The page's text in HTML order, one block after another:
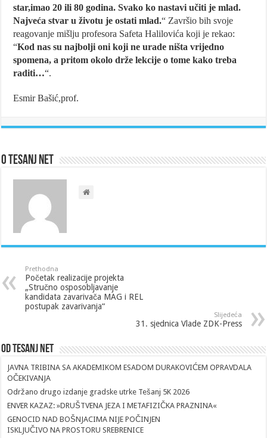
star,imao 20 ili 80 godina. Svako ko nastavi učiti je mlad.
Najveća stvar u životu je ostati mlad.“ Završio bih svoje
reagovanje mišlju profesora Safeta Halilovića koji je rekao:
“Kod nas su najbolji oni koji ne urade ništa vrijedno
spomena, a pritom okolo drže lekcije o tome kako treba
raditi…“.
Esmir Bašić,prof.
O Tesanj Net
Prethodna
Početak realizacije projekta
„Stručno osposobljavanje
kandidata zavarivača MAG i REL
postupak zavarivanja“
Slijedeća
31. sjednica Vlade ZDK-Press
Od Tesanj Net
JAVNA TRIBINA SA AKADEMIKOM ESADOM DURAKOVIĆEM OPRAVDALA
OČEKIVANJA
Održano drugo izdanje gradske utrke Tešanj 5K 2026
ENVER KAZAZ: »DRUŠTVENA JEZA I METAFIZIČKA PRAZNINA«
GENOCID NAD BOŠNJACIMA NIJE POČINJEN
ISKLJUČIVO NA PROSTORU SREBRENICE